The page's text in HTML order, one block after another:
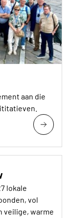
aan die
lokale
vol
veilige, warme